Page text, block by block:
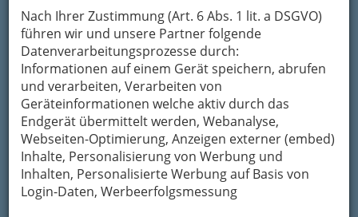
Nach Ihrer Zustimmung (Art. 6 Abs. 1 lit. a DSGVO)
führen wir und unsere Partner folgende
Datenverarbeitungsprozesse durch:
Informationen auf einem Gerät speichern, abrufen
und verarbeiten, Verarbeiten von
Geräteinformationen welche aktiv durch das
Endgerät übermittelt werden, Webanalyse,
Webseiten-Optimierung, Anzeigen externer (embed)
Inhalte, Personalisierung von Werbung und
Inhalten, Personalisierte Werbung auf Basis von
Login-Daten, Werbeerfolgsmessung
Karte & Routenplaner
Eintrag ändern
Kategorien
Buschenschank Willibald MOSER
Limbergerweg 66, 8541 Schwanberg
+43 3467 7550
+43 3467 7550
Webseite
E-Mail
Karte & Routenplaner
Eintrag ändern